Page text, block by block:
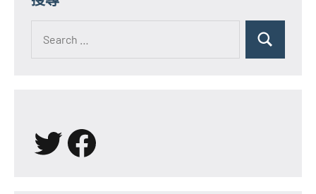
for:
Search
X Facebook